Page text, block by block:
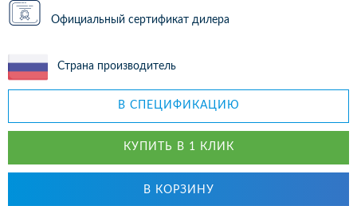
Официальный сертификат дилера
Страна производитель
В СПЕЦИФИКАЦИЮ
КУПИТЬ В 1 КЛИК
В КОРЗИНУ